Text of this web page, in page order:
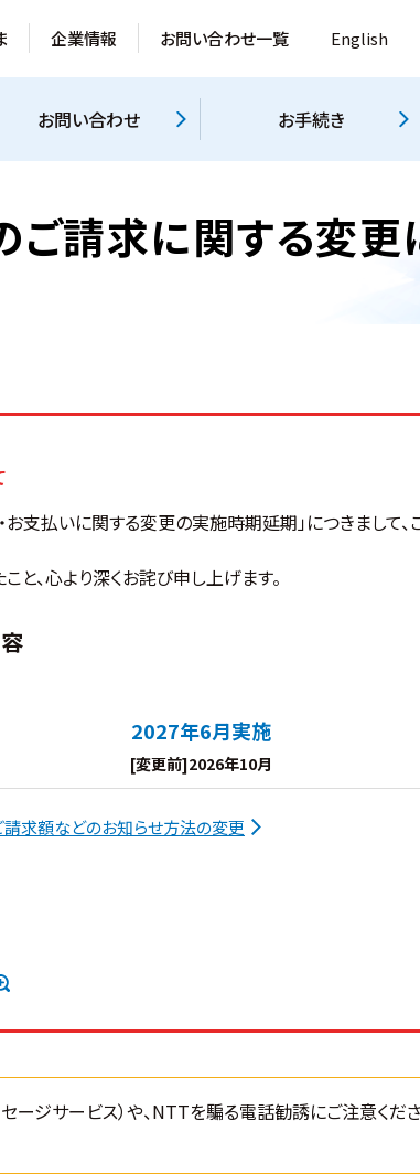
企業情報 お問い合わせ一覧 English
お問い合わせ お手続き
請求に関する変更
支払いに関する変更の実施時期延期」につきまして、
、心より深くお詫び申し上げます。
2027年6月実施
[変更前]2026年10月
請求額などのお知らせ方法の変更
ジサービス）や、NTTを騙る電話勧誘にご注意くださ